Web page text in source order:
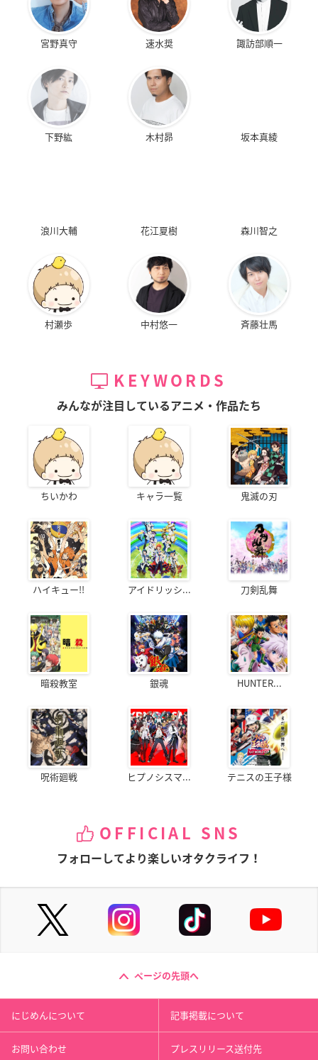
宮野真守 速水奨 諏訪部順一
下野紘 木村昴 坂本真綾
浪川大輔 花江夏樹 森川智之
村瀬歩 中村悠一 斉藤壮馬
KEYWORDS
みんなが注目しているアニメ・作品たち
ちいかわ キャラ一覧 鬼滅の刃
ハイキュー!! アイドリッシ... 刀剣乱舞
暗殺教室 銀魂 HUNTER...
呪術廻戦 ヒプノシスマ... テニスの王子様
OFFICIAL SNS
フォローしてより楽しいオタクライフ！
ページの先頭へ
にじめんについて 記事掲載について
お問い合わせ プレスリリース送付先